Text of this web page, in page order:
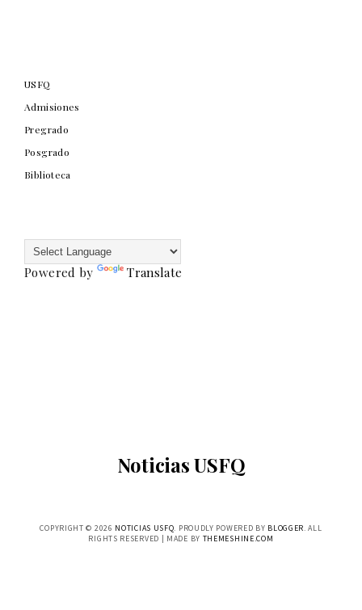
USFQ
Admisiones
Pregrado
Posgrado
Biblioteca
Powered by Translate
Noticias USFQ
COPYRIGHT © 2026 NOTICIAS USFQ. PROUDLY POWERED BY BLOGGER. ALL
RIGHTS RESERVED | MADE BY THEMESHINE.COM